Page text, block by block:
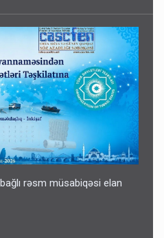
rəsm müsabiqəsi elan